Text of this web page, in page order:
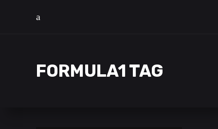
FORMULA1 TAG